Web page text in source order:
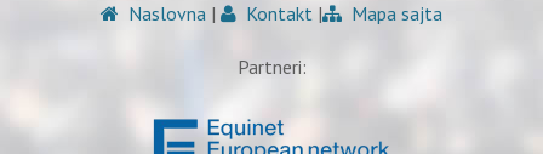
Naslovna | Kontakt | Mapa sajta
Partneri: